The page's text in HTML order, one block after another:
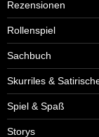
Rezensionen
Rollenspiel
Sachbuch
Skurriles &
Spiel & Spaß
Storys